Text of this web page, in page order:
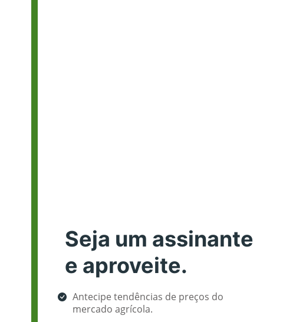
Seja um assinante
e aproveite.
Antecipe tendências de preços do
mercado agrícola.